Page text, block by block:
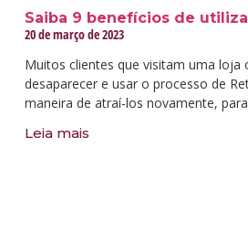
Saiba 9 benefícios de
20 de março de 2023
Muitos clientes que visitam uma loja
desaparecer e usar o processo de
maneira de atraí-los novamente,
Leia mais